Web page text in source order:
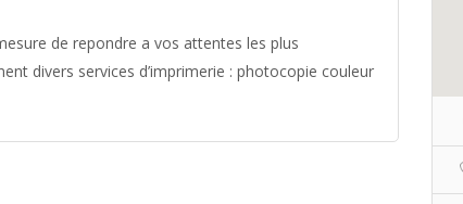
de repondre a vos attentes les plus
divers services d’imprimerie : photocopie couleur